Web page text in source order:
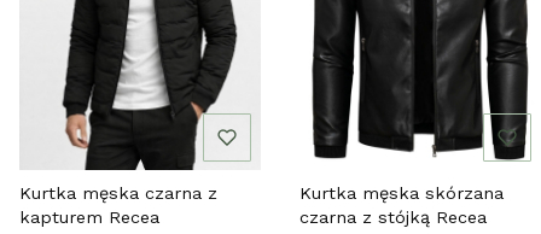
Kurtka męska czarna z
kapturem Recea
Kurtka męska skórzana
czarna z stójką Recea